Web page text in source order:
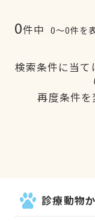
0件中 0〜0件を
検索条件に当て
再度条件を
診療動物